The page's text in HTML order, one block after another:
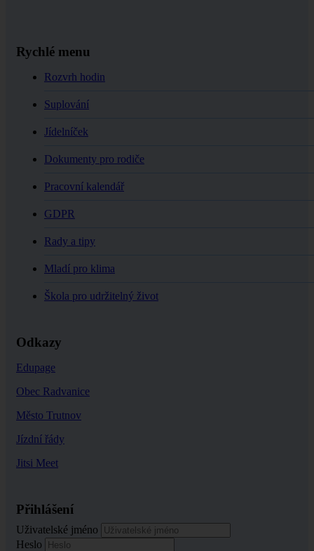
Rychlé menu
Rozvrh hodin
Suplování
Jídelníček
Dokumenty pro rodiče
Pracovní kalendář
GDPR
Rady a tipy
Mladí pro klima
Škola pro udržitelný život
Odkazy
Edupage
Obec Radvanice
Město Trutnov
Jízdní řády
Jitsi Meet
Přihlášení
Uživatelské jméno
Heslo